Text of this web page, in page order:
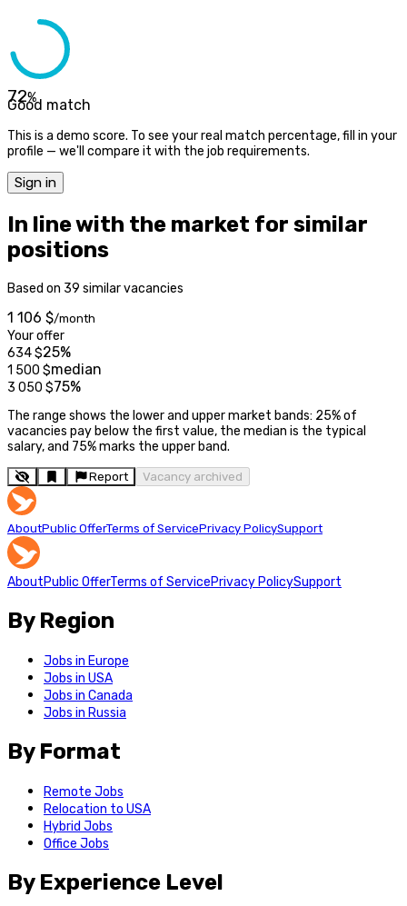
72%
Good match
This is a demo score. To see your real match percentage, fill in your
profile — we'll compare it with the job requirements.
Sign in
In line with the market for similar
positions
Based on 39 similar vacancies
1 106 $/month
Your offer
634$25%
1 500 $median
3 050 $75%
The range shows the lower and upper market bands: 25% of
vacancies pay below the first value, the median is the typical
salary, and 75% marks the upper band.
Report Vacancy archived
AboutPublic OfferTerms of ServicePrivacy PolicySupport
AboutPublic OfferTerms of ServicePrivacy PolicySupport
By Region
Jobs in Europe
Jobs in USA
Jobs in Canada
Jobs in Russia
By Format
Remote Jobs
Relocation to USA
Hybrid Jobs
Office Jobs
By Experience Level